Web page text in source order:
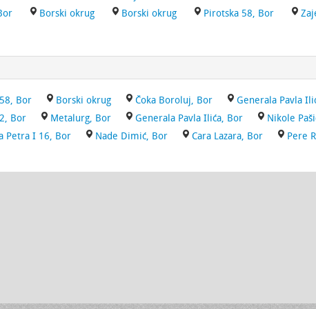
Borski okrug Borski okrug Pirotska 58, Bor
Bor Borski okrug Čoka Boroluj, Bor Generala Pavla
Bor
Metalurg, Bor Generala Pavla Ilića, Bor Nikole
Petra I 16, Bor
Nade Dimić, Bor Cara Lazara, Bor Pere